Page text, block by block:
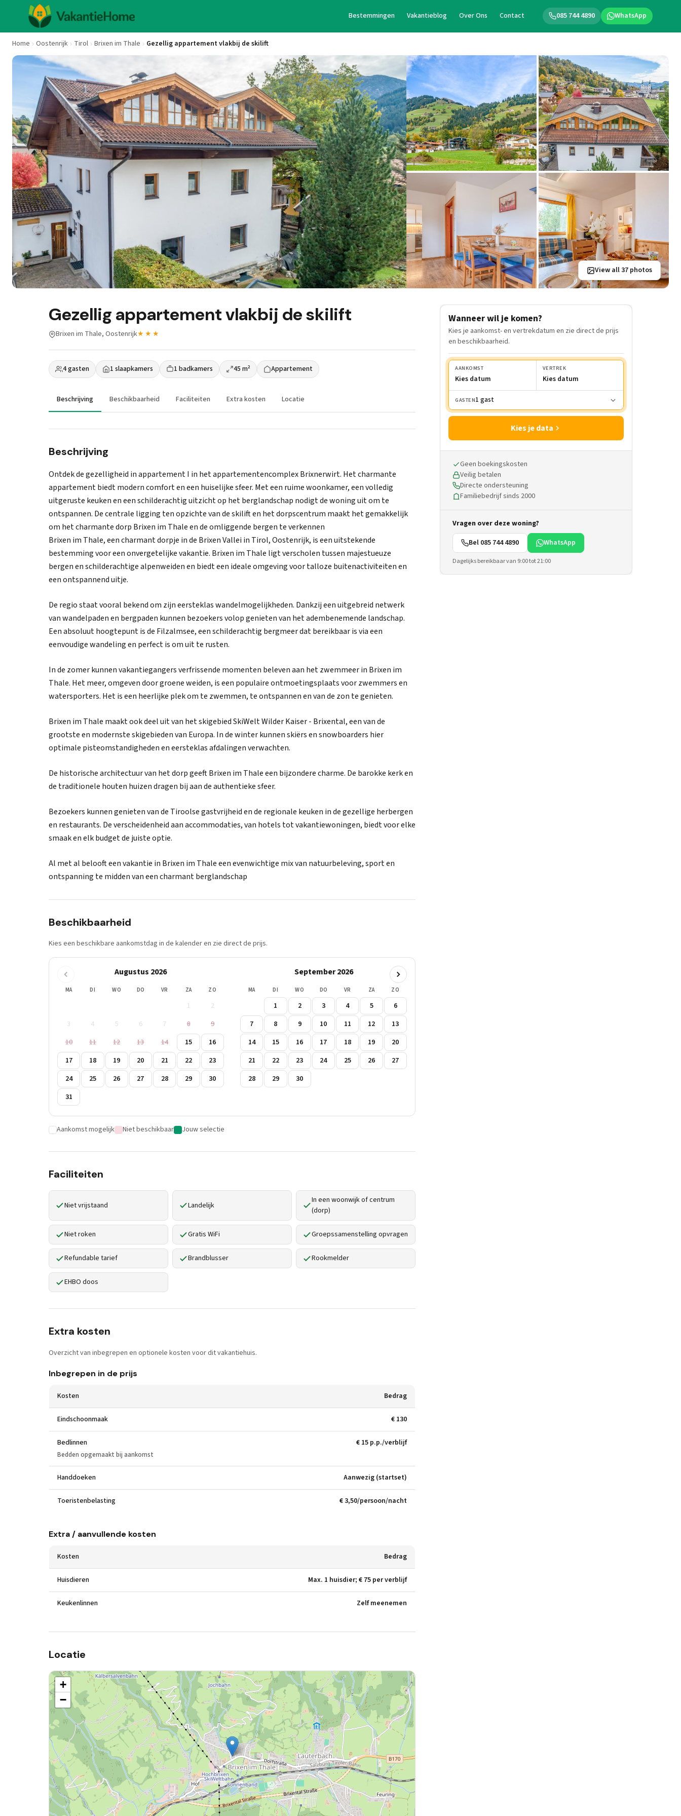
085 744 4890 WhatsApp
Bestemmingen Vakantieblog Over Ons Contact
Home Oostenrijk Tirol Brixen im Thale Gezellig appartement vlakbij de skilift
View all 37 photos
Gezellig appartement vlakbij de skilift
Brixen im Thale, Oostenrijk★★★
4 gasten 1 slaapkamers 1 badkamers 45 m² Appartement
Beschrijving Beschikbaarheid Faciliteiten Extra kosten Locatie
Beschrijving
Ontdek de gezelligheid in appartement I in het appartementencomplex Brixnerwirt. Het charmante
appartement biedt modern comfort en een huiselijke sfeer. Met een ruime woonkamer, een volledig
uitgeruste keuken en een schilderachtig uitzicht op het berglandschap nodigt de woning uit om te
ontspannen. De centrale ligging ten opzichte van de skilift en het dorpscentrum maakt het gemakkelijk
om het charmante dorp Brixen im Thale en de omliggende bergen te verkennen
Brixen im Thale, een charmant dorpje in de Brixen Vallei in Tirol, Oostenrijk, is een uitstekende
bestemming voor een onvergetelijke vakantie. Brixen im Thale ligt verscholen tussen majestueuze
bergen en schilderachtige alpenweiden en biedt een ideale omgeving voor talloze buitenactiviteiten en
een ontspannend uitje.
De regio staat vooral bekend om zijn eersteklas wandelmogelijkheden. Dankzij een uitgebreid netwerk
van wandelpaden en bergpaden kunnen bezoekers volop genieten van het adembenemende landschap.
Een absoluut hoogtepunt is de Filzalmsee, een schilderachtig bergmeer dat bereikbaar is via een
eenvoudige wandeling en perfect is om uit te rusten.
In de zomer kunnen vakantiegangers verfrissende momenten beleven aan het zwemmeer in Brixen im
Thale. Het meer, omgeven door groene weiden, is een populaire ontmoetingsplaats voor zwemmers en
watersporters. Het is een heerlijke plek om te zwemmen, te ontspannen en van de zon te genieten.
Brixen im Thale maakt ook deel uit van het skigebied SkiWelt Wilder Kaiser - Brixental, een van de
grootste en modernste skigebieden van Europa. In de winter kunnen skiërs en snowboarders hier
optimale pisteomstandigheden en eersteklas afdalingen verwachten.
De historische architectuur van het dorp geeft Brixen im Thale een bijzondere charme. De barokke kerk en
de traditionele houten huizen dragen bij aan de authentieke sfeer.
Bezoekers kunnen genieten van de Tiroolse gastvrijheid en de regionale keuken in de gezellige herbergen
en restaurants. De verscheidenheid aan accommodaties, van hotels tot vakantiewoningen, biedt voor elke
smaak en elk budget de juiste optie.
Al met al belooft een vakantie in Brixen im Thale een evenwichtige mix van natuurbeleving, sport en
ontspanning te midden van een charmant berglandschap
Beschikbaarheid
Kies een beschikbare aankomstdag in de kalender en zie direct de prijs.
Augustus 2026
MA DI WO DO VR ZA ZO
1
2
3
4 5 6 7 8
9
10
11 12 13 14 15
16
17
18 19 20 21 22
23
24
25 26 27 28 29
30
31
September 2026
MA DI WO DO VR ZA ZO
1 2 3 4 5
6
7
8 9 10 11 12
13
14
15 16 17 18 19
20
21
22 23 24 25 26
27
28
29 30
Aankomst mogelijk Niet beschikbaar Jouw selectie
Faciliteiten
Niet vrijstaand Landelijk
In een woonwijk of centrum
(dorp)
Niet roken Gratis WiFi Groepssamenstelling opvragen
Refundable tarief Brandblusser Rookmelder
EHBO doos
Extra kosten
Overzicht van inbegrepen en optionele kosten voor dit vakantiehuis.
Inbegrepen in de prijs
Kosten Bedrag
Eindschoonmaak € 130
Bedlinnen
Bedden opgemaakt bij aankomst
€ 15 p.p./verblijf
Handdoeken Aanwezig (startset)
Toeristenbelasting € 3,50/persoon/nacht
Extra / aanvullende kosten
Kosten Bedrag
Huisdieren Max. 1 huisdier; € 75 per verblijf
Keukenlinnen Zelf meenemen
Locatie
+
−
Wanneer wil je komen?
Kies je aankomst- en vertrekdatum en zie direct de prijs
en beschikbaarheid.
AANKOMST
Kies datum
VERTREK
Kies datum
GASTEN1 gast
Kies je data
Geen boekingskosten
Veilig betalen
Directe ondersteuning
Familiebedrijf sinds 2000
Vragen over deze woning?
Bel 085 744 4890
WhatsApp
Dagelijks bereikbaar van 9:00 tot 21:00